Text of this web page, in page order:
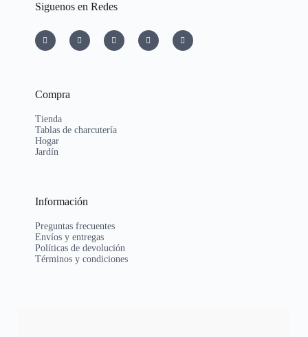
Siguenos en Redes
Compra
Tienda
Tablas de charcutería
Hogar
Jardín
Información
Preguntas frecuentes
Envíos y entregas
Políticas de devolución
Términos y condiciones